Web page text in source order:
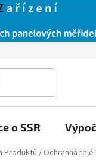
o SSR
Produktů/Ochranná relé